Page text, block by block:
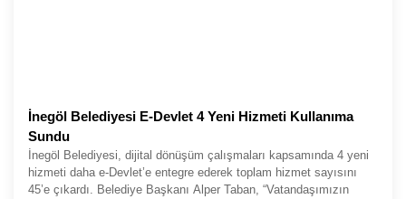
İnegöl Belediyesi E-Devlet 4 Yeni Hizmeti Kullanıma
Sundu
İnegöl Belediyesi, dijital dönüşüm çalışmaları kapsamında 4 yeni
hizmeti daha e-Devlet’e entegre ederek toplam hizmet sayısını
45’e çıkardı. Belediye Başkanı Alper Taban, “Vatandaşımızın